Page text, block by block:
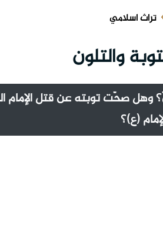
تراث اسلامي
والتلون
وهل صحّت توبته عن قتل الإمام
(ع)؟